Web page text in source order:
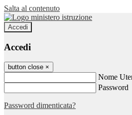
Salta al contenuto
Accedi
Accedi
button close ×
Nome
Password
Password dimenticata?